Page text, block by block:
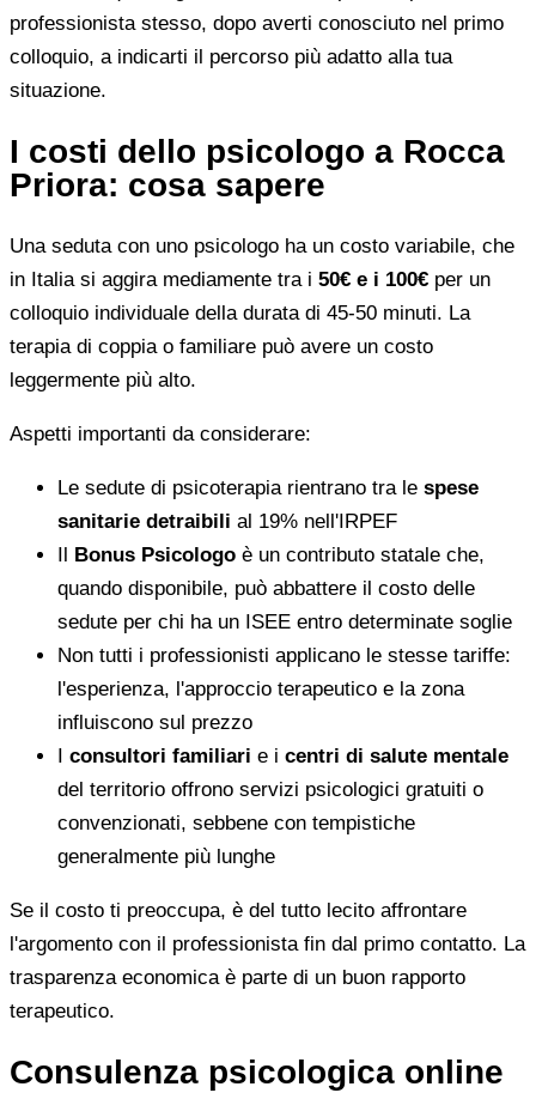
professionista stesso, dopo averti conosciuto nel primo
colloquio, a indicarti il percorso più adatto alla tua
situazione.
I costi dello psicologo a Rocca
Priora: cosa sapere
Una seduta con uno psicologo ha un costo variabile, che
in Italia si aggira mediamente tra i 50€ e i 100€ per un
colloquio individuale della durata di 45-50 minuti. La
terapia di coppia o familiare può avere un costo
leggermente più alto.
Aspetti importanti da considerare:
Le sedute di psicoterapia rientrano tra le spese
sanitarie detraibili al 19% nell'IRPEF
Il Bonus Psicologo è un contributo statale che,
quando disponibile, può abbattere il costo delle
sedute per chi ha un ISEE entro determinate soglie
Non tutti i professionisti applicano le stesse tariffe:
l'esperienza, l'approccio terapeutico e la zona
influiscono sul prezzo
I consultori familiari e i centri di salute mentale
del territorio offrono servizi psicologici gratuiti o
convenzionati, sebbene con tempistiche
generalmente più lunghe
Se il costo ti preoccupa, è del tutto lecito affrontare
l'argomento con il professionista fin dal primo contatto. La
trasparenza economica è parte di un buon rapporto
terapeutico.
Consulenza psicologica online